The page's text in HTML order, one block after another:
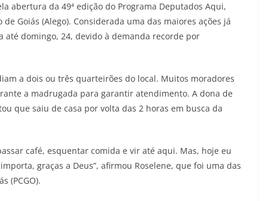
abertura da 49ª edição do Programa Deputados Aqui,
Goiás (Alego). Considerada uma das maiores ações já
domingo, 24, devido à demanda recorde por
a dois ou três quarteirões do local. Muitos moradores
a madrugada para garantir atendimento. A dona de
que saiu de casa por volta das 2 horas em busca da
café, esquentar comida e vir até aqui. Mas, hoje eu
graças a Deus”, afirmou Roselene, que foi uma das
(PCGO).